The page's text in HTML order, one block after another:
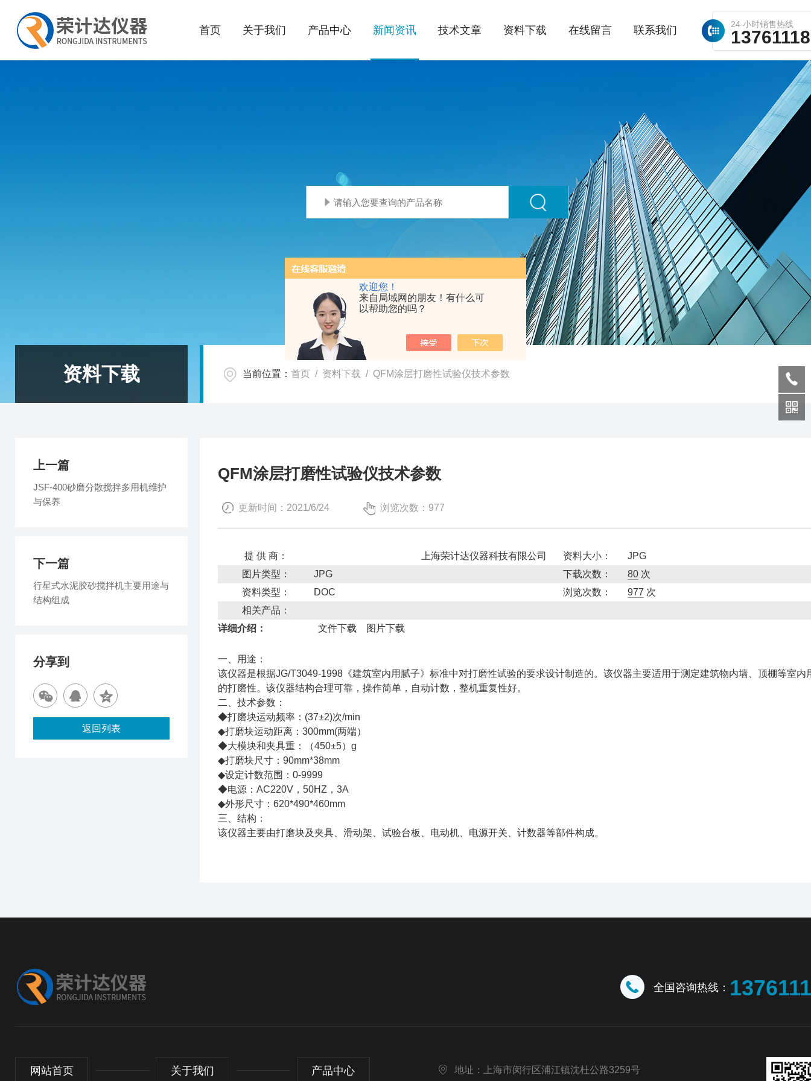
欢迎您！
来自局域网的朋友！有什么可
以帮助您的吗？
24 小时销售热线
首页 关于我们 产品中心 新闻资讯 技术文章 资料下载 在线留言 联系我们
资料下载 当前位置： 首页 / 资料下载 / QFM涂层打磨性试验仪技术参数
QFM涂层打磨性试验仪技术参数
更新时间：2021/6/24 浏览次数：977
提 供 商： 上海荣计达仪器科技有限公司 资料大小：
JPG
图片类型：
JPG 下载次数： 80 次
资料类型：
DOC 浏览次数： 977 次
相关产品：
详细介绍：
文件下载 图片下载
一、用途：
该仪器是根据JG/T3049-1998《建筑室内用腻子》标准中对打磨性试验的要求设计制造的。该仪器主要适用于测定建筑物内墙、顶棚等室内
的打磨性。该仪器结构合理可靠，操作简单，自动计数，整机重复性好。
二、技术参数：
◆打磨块运动频率：(37±2)次/min
◆打磨块运动距离：300mm(两端）
◆大模块和夹具重：（450±5）g
◆打磨块尺寸：90mm*38mm
◆设定计数范围：0-9999
◆电源：AC220V，50HZ，3A
◆外形尺寸：620*490*460mm
三、结构：
该仪器主要由打磨块及夹具、滑动架、试验台板、电动机、电源开关、计数器等部件构成。
上一篇
JSF-400砂磨分散搅拌多用机维护
与保养
下一篇
行星式水泥胶砂搅拌机主要用途与
结构组成
分享到
返回列表
全国咨询热线：
网站首页 关于我们 产品中心 地址：上海市闵行区浦江镇沈杜公路3259号